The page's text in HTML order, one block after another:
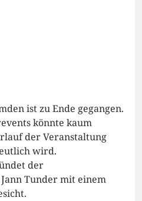
ist zu Ende gegangen.
könnte kaum
der Veranstaltung
wird.
der
Tunder mit einem